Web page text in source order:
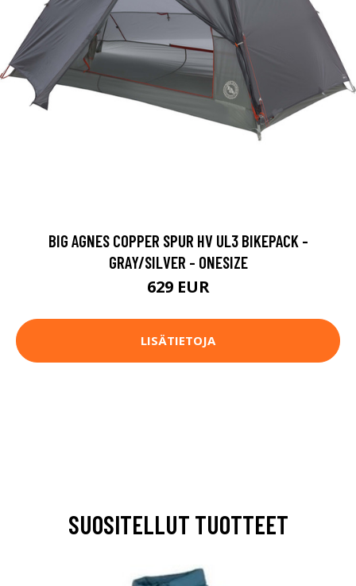
BIG AGNES COPPER SPUR HV UL3 BIKEPACK -
GRAY/SILVER - ONESIZE
629 EUR
LISÄTIETOJA
SUOSITELLUT TUOTTEET